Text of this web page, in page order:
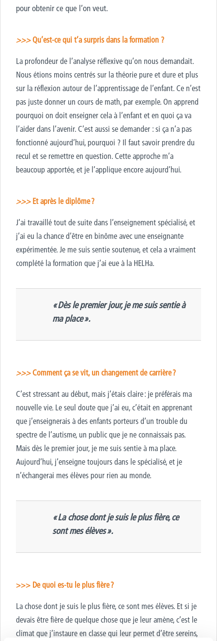
pour obtenir ce que l’on veut.
>>>Qu’est-ce qui t’a surpris dans la formation ?
La profondeur de l’analyse réflexive qu’on nous demandait.
Nous étions moins centrés sur la théorie pure et dure et plus
sur la réflexion autour de l’apprentissage de l’enfant. Ce n’est
pas juste donner un cours de math, par exemple. On apprend
pourquoi on doit enseigner cela à l’enfant et en quoi ça va
l’aider dans l’avenir. C’est aussi se demander : si ça n’a pas
fonctionné aujourd’hui, pourquoi ? Il faut savoir prendre du
recul et se remettre en question. Cette approche m’a
beaucoup apportée, et je l’applique encore aujourd’hui.
>>> Et après le diplôme ?
J’ai travaillé tout de suite dans l’enseignement spécialisé, et
j’ai eu la chance d’être en binôme avec une enseignante
expérimentée. Je me suis sentie soutenue, et cela a vraiment
complété la formation que j’ai eue à la HELHa.
« Dès le premier jour, je me suis sentie à
ma place ».
>>>Comment ça se vit, un changement de carrière ?
C’est stressant au début, mais j’étais claire : je préférais ma
nouvelle vie. Le seul doute que j’ai eu, c’était en apprenant
que j’enseignerais à des enfants porteurs d’un trouble du
spectre de l’autisme, un public que je ne connaissais pas.
Mais dès le premier jour, je me suis sentie à ma place.
Aujourd’hui, j’enseigne toujours dans le spécialisé, et je
n’échangerai mes élèves pour rien au monde.
« La chose dont je suis le plus fière, ce
sont mes élèves ».
>>> De quoi es-tu le plus fière ?
La chose dont je suis le plus fière, ce sont mes élèves. Et si je
devais être fière de quelque chose que je leur amène, c’est le
climat que j’instaure en classe qui leur permet d’être sereins,